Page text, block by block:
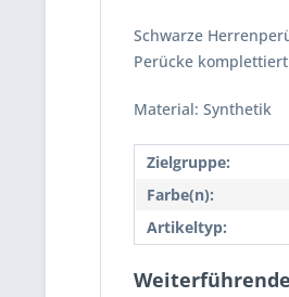
Schwarze
Perücke
Material: Synthetik
Zielgruppe:
Farbe(n):
Artikeltyp: